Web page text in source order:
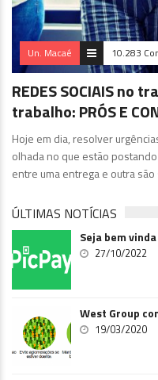
Un. Macaé 10.283
REDES SOCIAIS no
trabalho: PRÓS E
Hoje em dia, resolver
olhada no que estão
entre uma entrega e outra são
ÚLTIMAS NOTÍCIAS
Seja bem
27/10/2022
West Group
19/03/2020